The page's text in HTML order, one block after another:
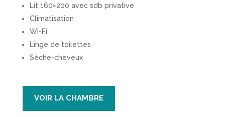
Lit 160×200 avec sdb privative
Climatisation
Wi-Fi
Linge de toilettes
Sèche-cheveux
VOIR LA CHAMBRE